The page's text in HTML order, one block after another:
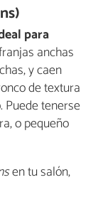
para
anchas
y caen
de textura
Puede tenerse
o pequeño
en tu salón,